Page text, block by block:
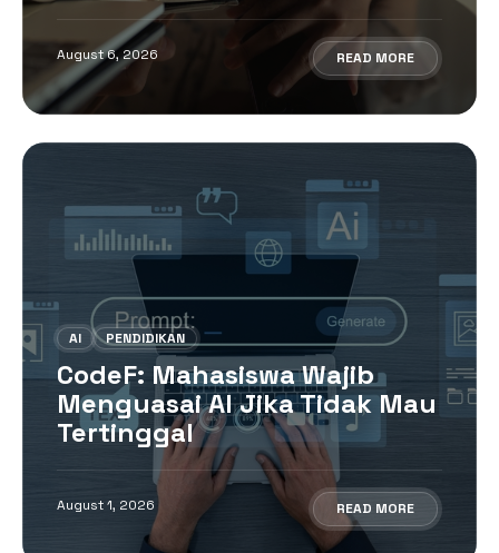
August 6, 2026 READ MORE
AI PENDIDIKAN
CodeF: Mahasiswa Wajib
Menguasai AI Jika Tidak Mau
Tertinggal
August 1, 2026 READ MORE